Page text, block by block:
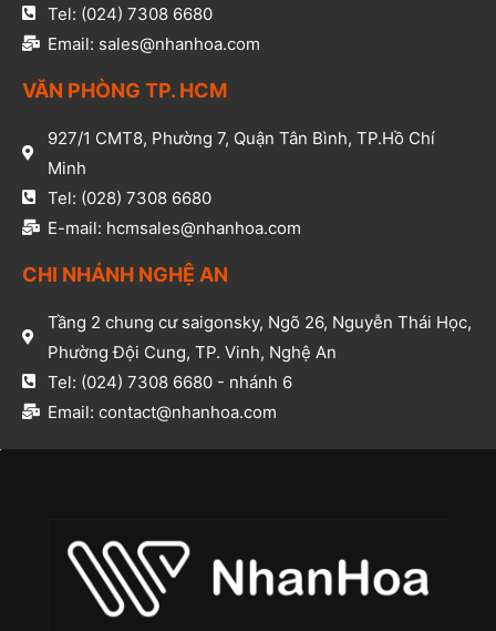
Tel: (024) 7308 6680
Email: sales@nhanhoa.com
VĂN PHÒNG TP. HCM​
927/1 CMT8, Phường 7, Quận Tân Bình, TP.Hồ Chí
Minh​
Tel: (028) 7308 6680​
E-mail: hcmsales@nhanhoa.com​
CHI NHÁNH NGHỆ AN​
Tầng 2 chung cư saigonsky, Ngõ 26, Nguyễn Thái Học,
Phường Đội Cung, TP. Vinh, Nghệ An​
Tel: (024) 7308 6680 - nhánh 6​
Email: contact@nhanhoa.com​